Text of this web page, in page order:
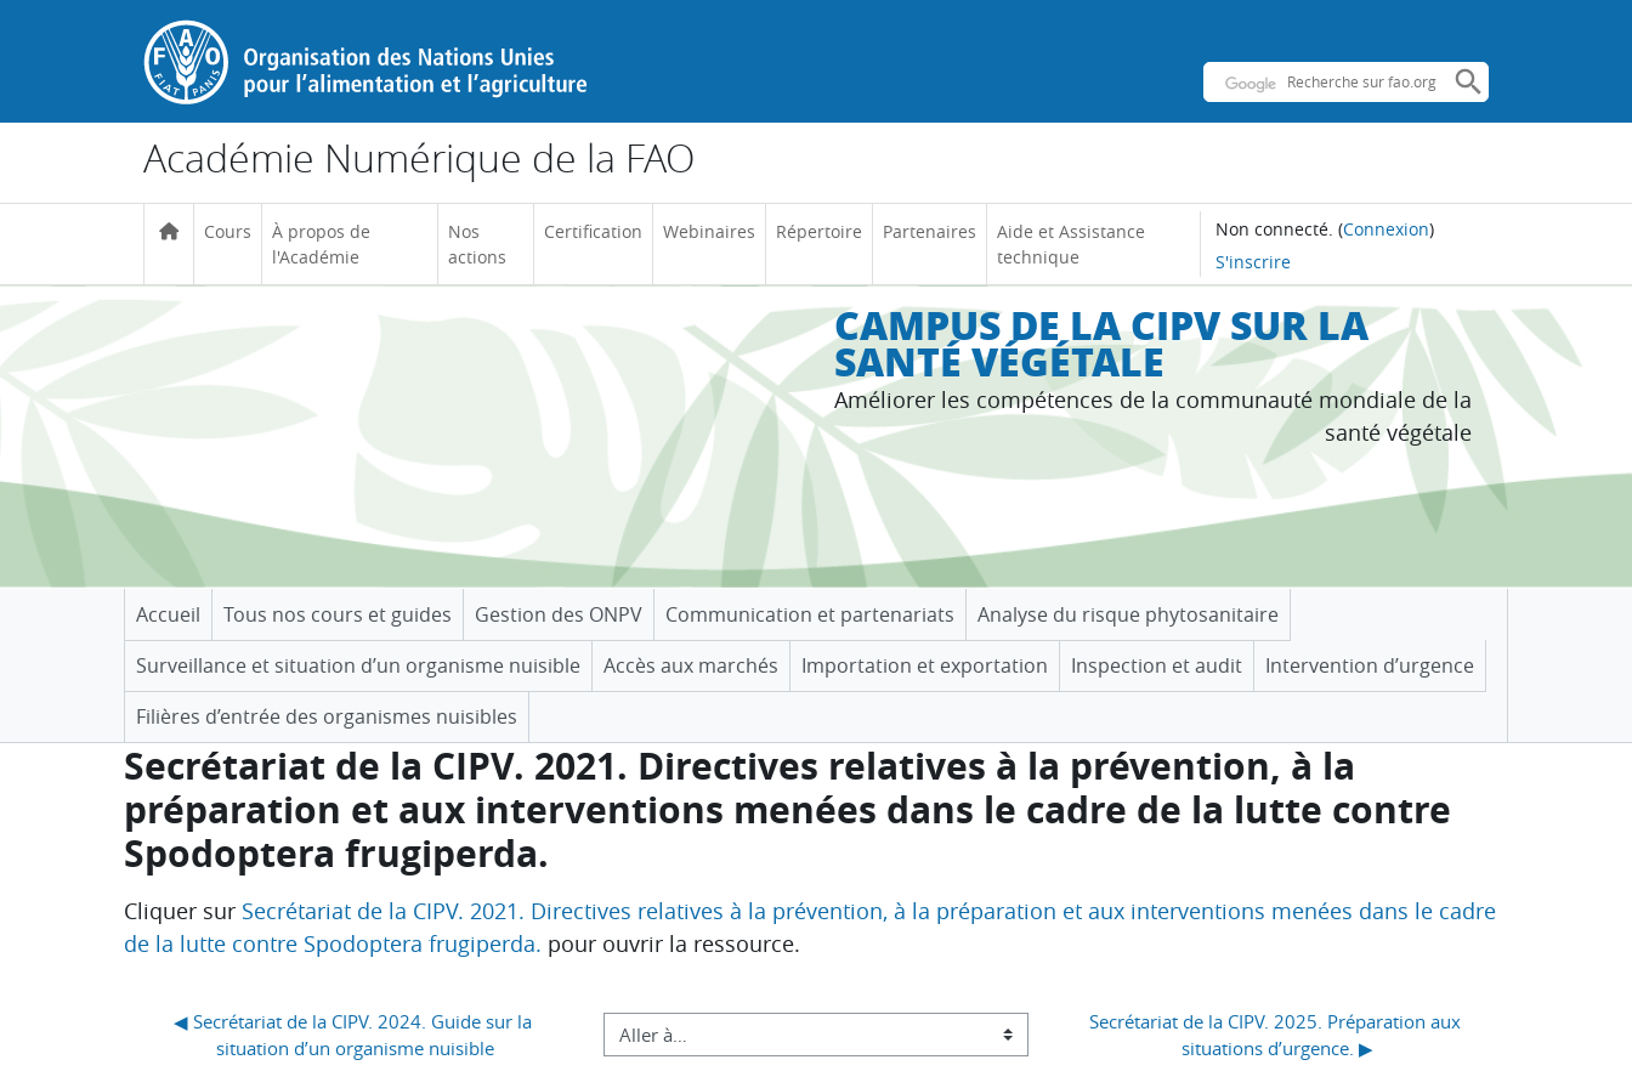
Passer au contenu principal
Académie Numérique de la FAO
Cours
À propos de
l'Académie
Nos
actions
Certification Webinaires Répertoire Partenaires
Aide et Assistance
technique
Non connecté. (Connexion)
S'inscrire
CAMPUS DE LA CIPV SUR LA
SANTÉ VÉGÉTALE
Améliorer les compétences de la communauté mondiale de la
santé végétale
Accueil Tous nos cours et guides Gestion des ONPV Communication et partenariats
Analyse du risque phytosanitaire
Surveillance et situation d’un organisme nuisible
Accès aux marchés Importation et exportation Inspection et audit
Intervention d’urgence
Filières d’entrée des organismes nuisibles
Secrétariat de la CIPV. 2021. Directives relatives à la prévention, à la
préparation et aux interventions menées dans le cadre de la lutte contre
Spodoptera frugiperda.
Conditions d’achèvement
Cliquer sur Secrétariat de la CIPV. 2021. Directives relatives à la prévention, à la préparation et aux interventions menées dans le cadre
de la lutte contre Spodoptera frugiperda. pour ouvrir la ressource.
◀︎ Secrétariat de la CIPV. 2024. Guide sur la
situation d’un organisme nuisible
Aller à…
Secrétariat de la CIPV. 2025. Préparation aux
situations d’urgence. ▶︎